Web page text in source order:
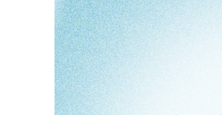
2. 나를 잃지 않기 위한 이야기
오늘의 필연이 내일의 우연을 만든다
내 삶의 결정을 내리는 방법
내가 나를 사랑하는 방법
자존감이라는 말
내 꿈은 내가 이룬다
오래 꾸는 것이 꿈이다